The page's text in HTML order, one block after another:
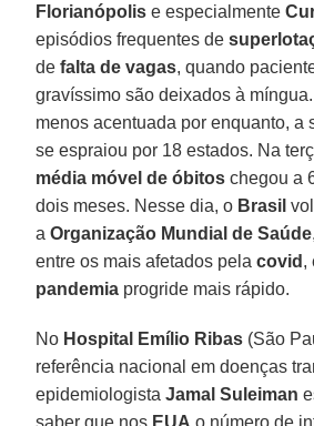
Florianópolis e especialmente
episódios frequentes de
defalta de vagas, quando
gravíssimo são deixados à
menos acentuada por enquanto, a
se espraiou por 18 estados. Na
média móvel de óbitos chegou a
dois meses. Nesse dia, o Brasil
aOrganização Mundial de Saúde
entre os mais afetados pelacovid ,
pandemia progride mais rápido.
No Hospital Emílio Ribas (São
referência nacional em doenças
epidemiologistaJamal Suleiman
saber que nos EUA o número de